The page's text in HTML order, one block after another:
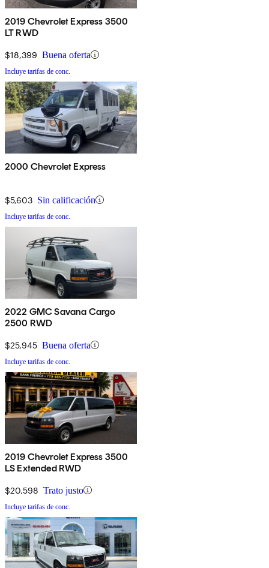
2019 Chevrolet Express 3500
LT RWD
$18,399 Buena oferta
Incluye tarifas de conc.
2000 Chevrolet Express
$5,603 Sin calificación
Incluye tarifas de conc.
2022 GMC Savana Cargo
2500 RWD
$25,945 Buena oferta
Incluye tarifas de conc.
2019 Chevrolet Express 3500
LS Extended RWD
$20,598 Trato justo
Incluye tarifas de conc.